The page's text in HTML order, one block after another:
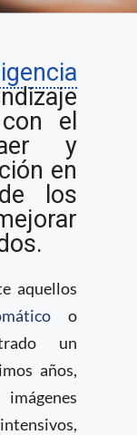
el
y
en
los
aquellos
o
un
años,